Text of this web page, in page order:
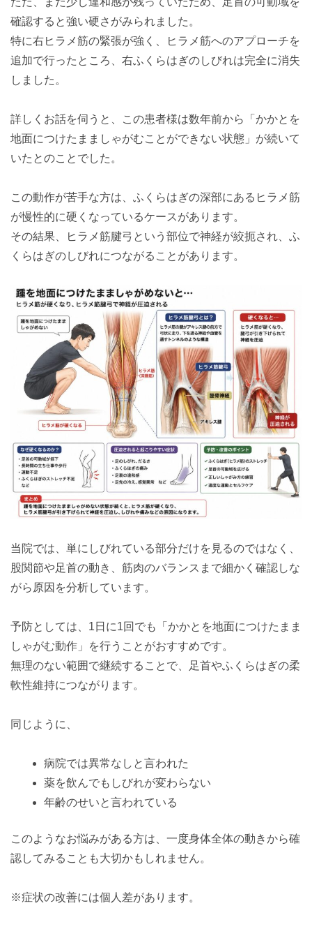
確認すると強い硬さがみられました。
特に右ヒラメ筋の緊張が強く、ヒラメ筋へのアプローチを
追加で行ったところ、右ふくらはぎのしびれは完全に消失
しました。
詳しくお話を伺うと、この患者様は数年前から「かかとを
地面につけたまましゃがむことができない状態」が続いて
いたとのことでした。
この動作が苦手な方は、ふくらはぎの深部にあるヒラメ筋
が慢性的に硬くなっているケースがあります。
その結果、ヒラメ筋腱弓という部位で神経が絞扼され、ふ
くらはぎのしびれにつながることがあります。
当院では、単にしびれている部分だけを見るのではなく、
股関節や足首の動き、筋肉のバランスまで細かく確認しな
がら原因を分析しています。
予防としては、1日に1回でも「かかとを地面につけたまま
しゃがむ動作」を行うことがおすすめです。
無理のない範囲で継続することで、足首やふくらはぎの柔
軟性維持につながります。
同じように、
病院では異常なしと言われた
薬を飲んでもしびれが変わらない
年齢のせいと言われている
このようなお悩みがある方は、一度身体全体の動きから確
認してみることも大切かもしれません。
※症状の改善には個人差があります。